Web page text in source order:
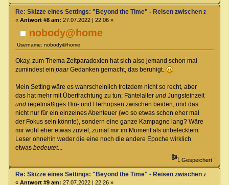
nobody@home
Username: nobody@home
Re: Skizze eines Settings: "Beyond the Time" - Reisen zwischen zwei
« Antwort #8 am: 27.07.2022 | 22:06 »
Okay, zum Thema Zeitparadoxien hat sich also jemand schon mal
zumindest ein paarGedanken gemacht, das beruhigt.
Mein Setting wäre es wahrscheinlich trotzdem nicht so recht, aber
das hat mehr mit Überfrachtung zu tun: Fäntelalter undJungsteinzeit
undregelmäßiges Hin- und Herhopsen zwischen beiden, und das
nicht nur für ein einzelnes Abenteuer (wo so etwas schon eher mal
der Fokus sein könnte), sondern eine ganze Kampagne lang? Wäre
mir wohl eher etwas zuviel, zumal mir im Moment als unbelecktem
Leser ohnehin weder die eine noch die andere Epoche wirklich
etwas bedeutet...
Gespeichert
Re: Skizze eines Settings: "Beyond the Time" - Reisen zwischen zwei
« Antwort #9 am: 27.07.2022 | 22:26 »